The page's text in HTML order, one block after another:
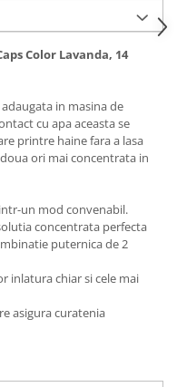
Color Lavanda, 14
in masina de
cu apa aceasta se
printre haine fara a lasa
ori mai concentrata in
un mod convenabil.
concentrata perfecta
puternica de 2
inlatura chiar si cele mai
asigura curatenia